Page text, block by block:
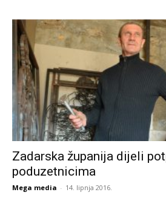
Zadarska županija dijeli
poduzetnicima
Mega media - 14. lipnja 2016.